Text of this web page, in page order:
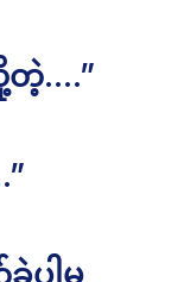
တဲ့….”